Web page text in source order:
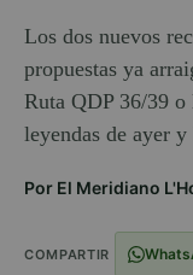
Los dos nuevos
propuestas ya
Ruta QDP 36/39
leyendas de ayer
Por El Meridiano
COMPARTIR